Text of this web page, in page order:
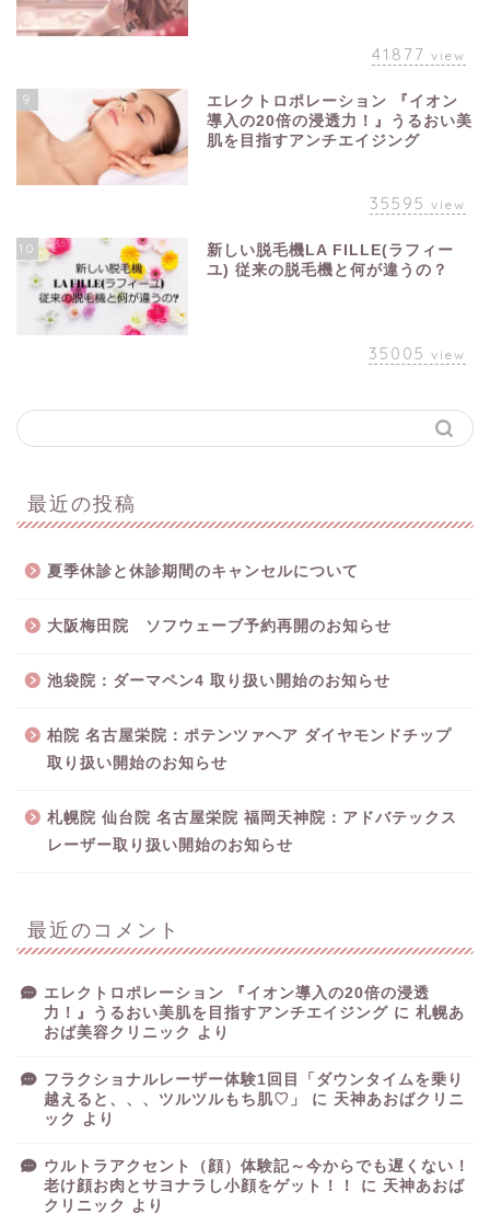
41877 view
9
エレクトロポレーション 『イオン
導入の20倍の浸透力！』うるおい美
肌を目指すアンチエイジング
35595 view
10
新しい脱毛機LA FILLE(ラフィー
ユ) 従来の脱毛機と何が違うの？
35005 view
最近の投稿
夏季休診と休診期間のキャンセルについて
大阪梅田院 ソフウェーブ予約再開のお知らせ
池袋院：ダーマペン4 取り扱い開始のお知らせ
柏院 名古屋栄院：ポテンツァヘア ダイヤモンドチップ
取り扱い開始のお知らせ
札幌院 仙台院 名古屋栄院 福岡天神院：アドバテックス
レーザー取り扱い開始のお知らせ
最近のコメント
エレクトロポレーション 『イオン導入の20倍の浸透
力！』うるおい美肌を目指すアンチエイジング に 札幌あ
おば美容クリニック
より
フラクショナルレーザー体験1回目「ダウンタイムを乗り
越えると、、、ツルツルもち肌♡」
に 天神あおばクリニ
ック
より
ウルトラアクセント（顔）体験記～今からでも遅くない！
老け顔お肉とサヨナラし小顔をゲット！！
に 天神あおば
クリニック
より